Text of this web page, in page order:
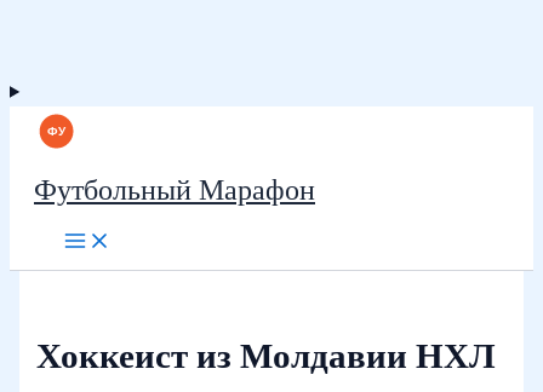
Футбольный Марафон
Хоккеист из Молдавии НХЛ